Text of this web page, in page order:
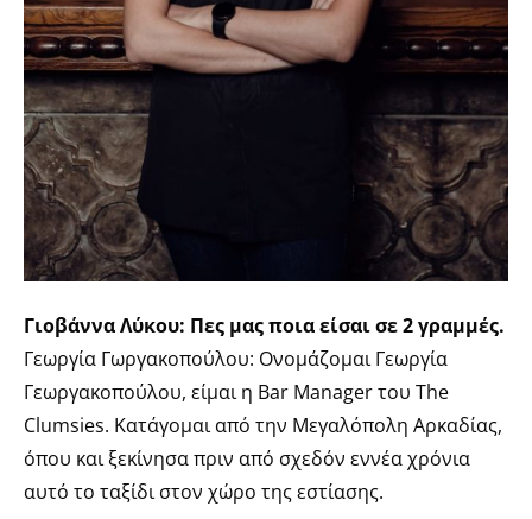
Γιοβάννα Λύκου: Πες μας ποια είσαι σε 2 γραμμές.
Γεωργία Γωργακοπούλου: Ονομάζομαι Γεωργία
Γεωργακοπούλου, είμαι η Bar Manager του The
Clumsies. Κατάγομαι από την Μεγαλόπολη Αρκαδίας,
όπου και ξεκίνησα πριν από σχεδόν εννέα χρόνια
αυτό το ταξίδι στον χώρο της εστίασης.